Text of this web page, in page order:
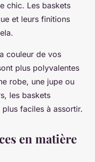
chic. Les baskets
et leurs finitions
couleur de vos
plus polyvalentes
robe, une jupe ou
les baskets
faciles à assortir.
en matière